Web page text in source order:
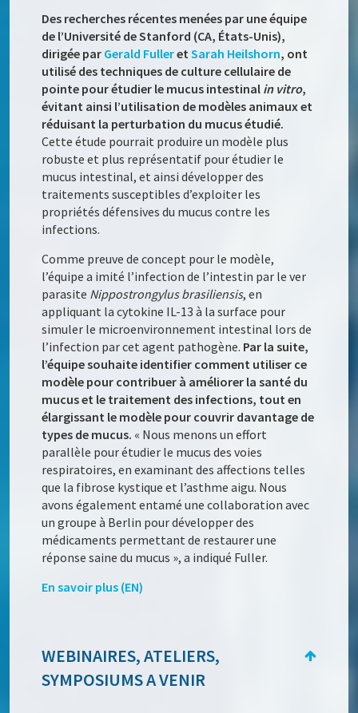
Des recherches récentes menées par une équipe
de l’Université de Stanford (CA, États-Unis),
dirigée par Gerald FulleretSarah Heilshorn, ont
utilisé des techniques de culture cellulaire de
pointe pour étudier le mucus intestinal in vitro,
évitant ainsi l’utilisation de modèles animaux et
réduisant la perturbation du mucus étudié.
Cette étude pourrait produire un modèle plus
robuste et plus représentatif pour étudier le
mucus intestinal, et ainsi développer des
traitements susceptibles d’exploiter les
propriétés défensives du mucus contre les
infections.
Comme preuve de concept pour le modèle,
l’équipe a imité l’infection de l’intestin par le ver
parasite Nippostrongylus brasiliensis, en
appliquant la cytokine IL-13 à la surface pour
simuler le microenvironnement intestinal lors de
l’infection par cet agent pathogène. Par la suite,
l’équipe souhaite identifier comment utiliser ce
modèle pour contribuer à améliorer la santé du
mucus et le traitement des infections, tout en
élargissant le modèle pour couvrir davantage de
types de mucus. « Nous menons un effort
parallèle pour étudier le mucus des voies
respiratoires, en examinant des affections telles
que la fibrose kystique et l’asthme aigu. Nous
avons également entamé une collaboration avec
un groupe à Berlin pour développer des
médicaments permettant de restaurer une
réponse saine du mucus », a indiqué Fuller.
En savoir plus (EN)
WEBINAIRES, ATELIERS,
SYMPOSIUMS A VENIR